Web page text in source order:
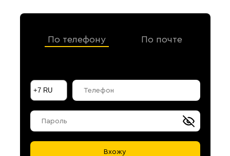
По телефону По почте
Вхожу